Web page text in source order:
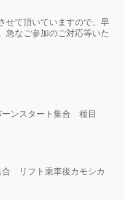
せて頂いていますので、早
急なご参加のご対応等いた
ンスタート集合 種目
リフト乗車後カモシカ